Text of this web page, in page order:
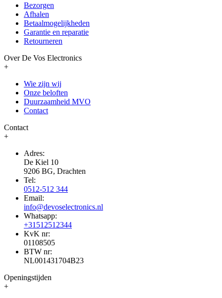
Bezorgen
Afhalen
Betaalmogelijkheden
Garantie en reparatie
Retourneren
Over De Vos Electronics
+
Wie zijn wij
Onze beloften
Duurzaamheid MVO
Contact
Contact
+
Adres:
De Kiel 10
9206 BG, Drachten
Tel:
0512-512 344
Email:
info@devoselectronics.nl
Whatsapp:
+31512512344
KvK nr:
01108505
BTW nr:
NL001431704B23
Openingstijden
+